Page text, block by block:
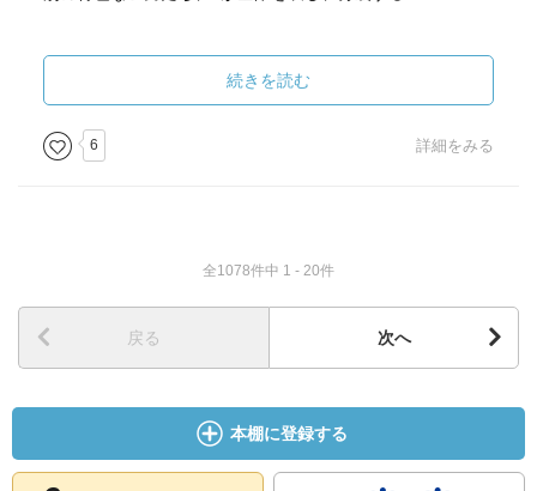
続きを読む
6 詳細をみる
全1078件中 1 - 20件
戻る 次へ
本棚に登録する